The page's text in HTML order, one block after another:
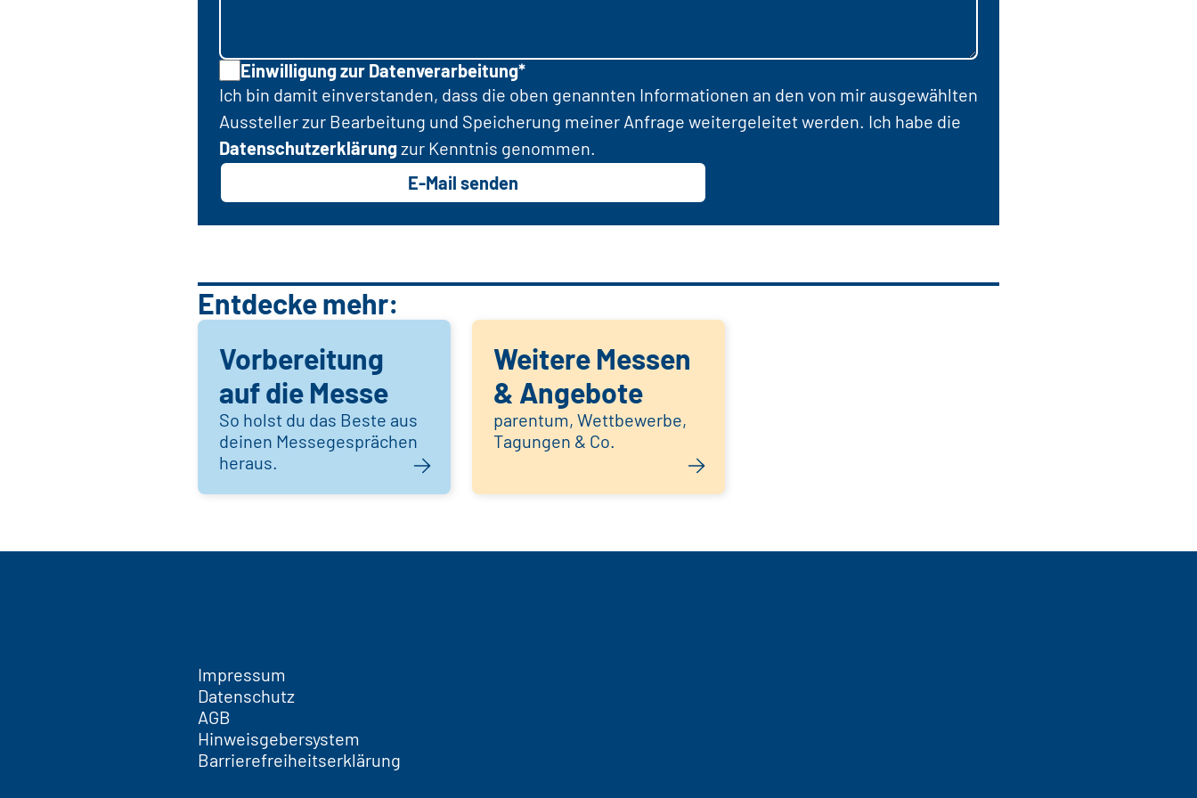
Einwilligung zur Datenverarbeitung*
Ich bin damit einverstanden, dass die oben genannten Informationen an den von mir ausgewählten
Aussteller zur Bearbeitung und Speicherung meiner Anfrage weitergeleitet werden. Ich habe die
Datenschutzerklärungzur Kenntnis genommen.
E-Mail senden
Entdecke mehr:
Vorbereitung
auf die Messe
So holst du das Beste aus
deinen Messegesprächen
heraus.
Weitere Messen
& Angebote
parentum, Wettbewerbe,
Tagungen & Co.
Impressum
Datenschutz
AGB
Hinweisgebersystem
Barrierefreiheitserklärung